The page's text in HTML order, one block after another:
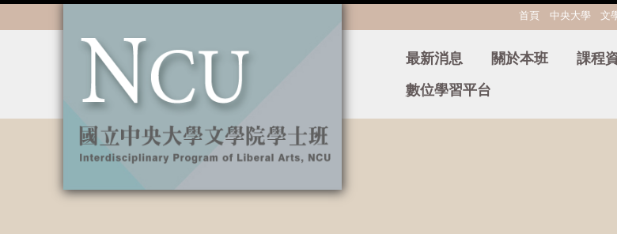
首頁 中央大學 文
最新消息 關於本班 課程
數位學習平台